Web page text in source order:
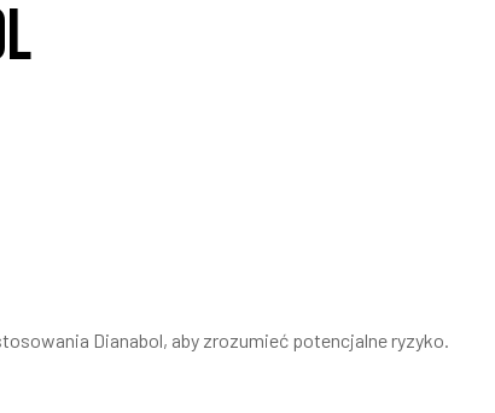
Dianabol, aby zrozumieć potencjalne ryzyko.